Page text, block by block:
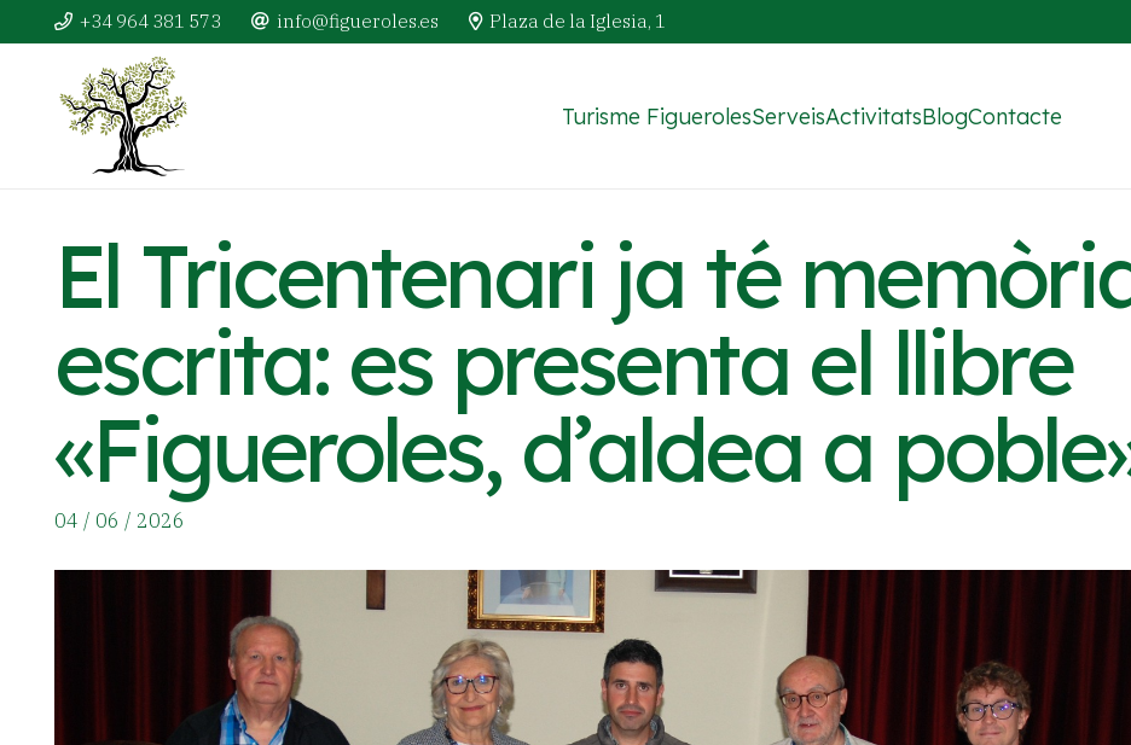
+34 964 381 573 info@figueroles.es Plaza de la Iglesia, 1
Turisme FiguerolesServeisActivitatsBlogContacte
El Tricentenari ja té
escrita: es presenta el llibre
«Figueroles, d’aldea a
04 / 06 / 2026